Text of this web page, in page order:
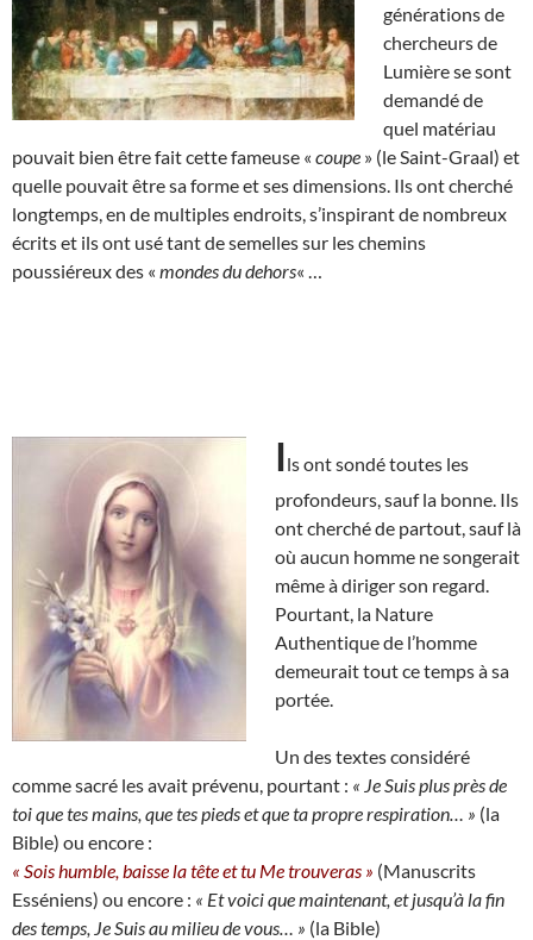
générations de
chercheurs de
Lumière se sont
demandé de
quel matériau
pouvait bien être fait cette fameuse « coupe » (le Saint-Graal) et
quelle pouvait être sa forme et ses dimensions. Ils ont cherché
longtemps, en de multiples endroits, s’inspirant de nombreux
écrits et ils ont usé tant de semelles sur les chemins
poussiéreux des « mondes du dehors« …
Ils ont sondé toutes les
profondeurs, sauf la bonne. Ils
ont cherché de partout, sauf là
où aucun homme ne songerait
même à diriger son regard.
Pourtant, la Nature
Authentique de l’homme
demeurait tout ce temps à sa
portée.
Un des textes considéré
comme sacré les avait prévenu, pourtant : « Je Suis plus près de
toi que tes mains, que tes pieds et que ta propre respiration… » (la
Bible) ou encore :
« Sois humble, baisse la tête et tu Me trouveras » (Manuscrits
Esséniens) ou encore : « Et voici que maintenant, et jusqu’à la fin
des temps, Je Suis au milieu de vous… » (la Bible)